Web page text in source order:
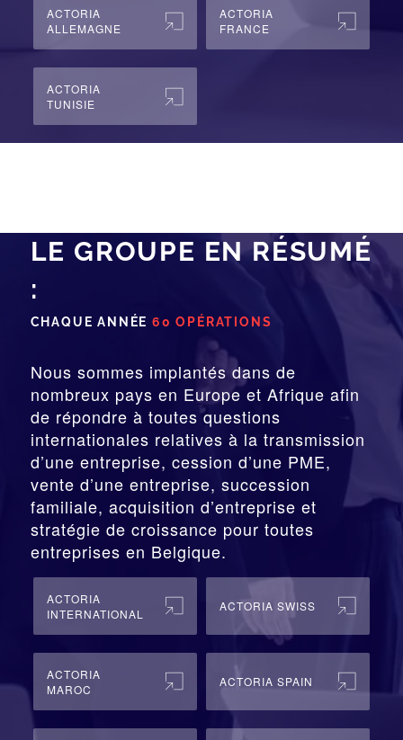
ACTORIA
ALLEMAGNE
ACTORIA
FRANCE
ACTORIA
TUNISIE
LE GROUPE EN RÉSUMÉ
:
CHAQUE ANNÉE 60 OPÉRATIONS
Nous sommes implantés dans de
nombreux pays en Europe et Afrique afin
de répondre à toutes questions
internationales relatives à la transmission
d’une entreprise, cession d’une PME,
vente d’une entreprise, succession
familiale, acquisition d’entreprise et
stratégie de croissance pour toutes
entreprises en Belgique.
ACTORIA
INTERNATIONAL
ACTORIA SWISS
ACTORIA
MAROC
ACTORIA SPAIN